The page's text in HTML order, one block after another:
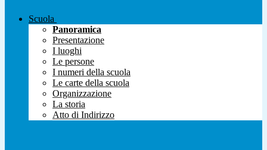
Scuola
Panoramica
Presentazione
I luoghi
Le persone
I numeri della scuola
Le carte della scuola
Organizzazione
La storia
Atto di Indirizzo